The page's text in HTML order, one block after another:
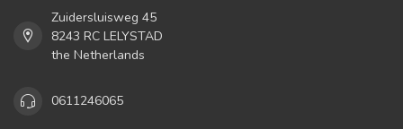
Zuidersluisweg 45
8243 RC LELYSTAD
the Netherlands
0611246065